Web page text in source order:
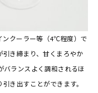
ンクーラー等（4℃程度）で
き締まり、甘くまろやか
バランスよく調和されるほ
き出すことができます。